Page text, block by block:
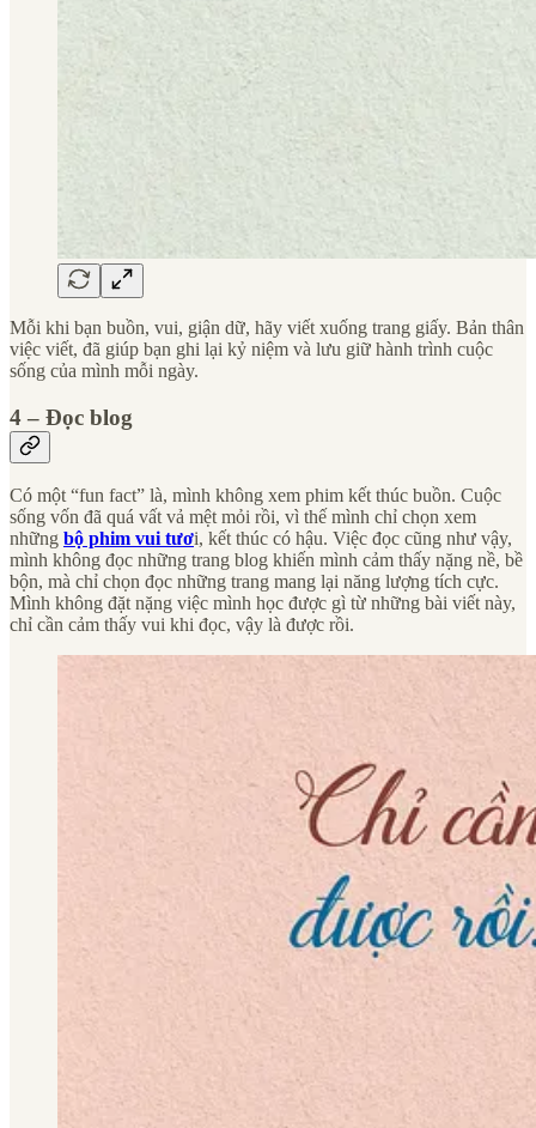
Mỗi khi bạn buồn, vui, giận dữ, hãy viết xuống trang giấy. Bản thân
việc viết, đã giúp bạn ghi lại kỷ niệm và lưu giữ hành trình cuộc
sống của mình mỗi ngày.
4 – Đọc blog
Có một “fun fact” là, mình không xem phim kết thúc buồn. Cuộc
sống vốn đã quá vất vả mệt mỏi rồi, vì thế mình chỉ chọn xem
những bộ phim vui tươi, kết thúc có hậu. Việc đọc cũng như vậy,
mình không đọc những trang blog khiến mình cảm thấy nặng nề, bề
bộn, mà chỉ chọn đọc những trang mang lại năng lượng tích cực.
Mình không đặt nặng việc mình học được gì từ những bài viết này,
chỉ cần cảm thấy vui khi đọc, vậy là được rồi.